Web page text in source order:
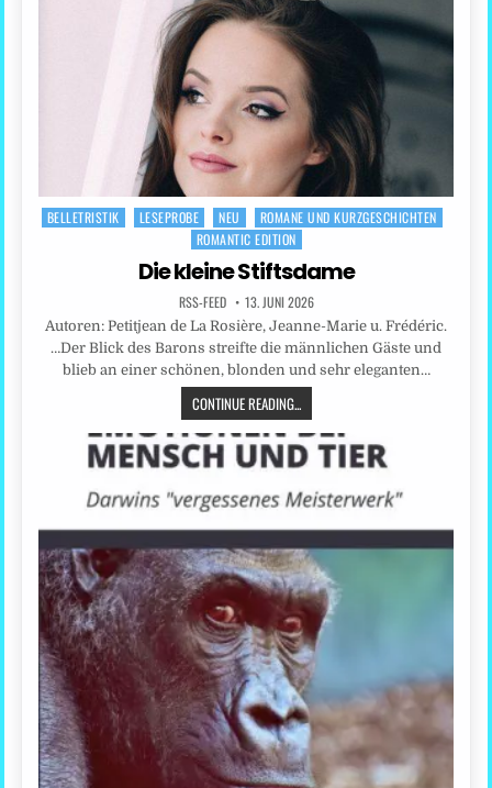
Posted
BELLETRISTIK LESEPROBE NEU
ROMANE UND KURZGESCHICHTEN
ROMANTIC EDITION
Die kleine Stiftsdame
RSS-FEED 13. JUNI 2026
Autoren: Petitjean de La Rosière, Jeanne-Marie u. Frédéric.
…Der Blick des Barons streifte die männlichen Gäste und
blieb an einer schönen, blonden und sehr eleganten…
CONTINUE READING...